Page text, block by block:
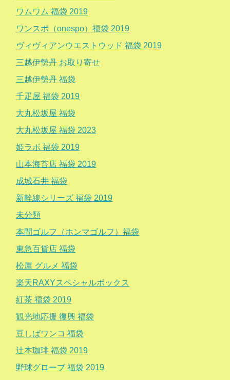
ワムワム 福袋 2019
ワンスポ（onespo）福袋 2019
ヴィヴィアンウエストウッド 福袋 2019
三越伊勢丹 お取り寄せ
三越伊勢丹 福袋
千疋屋 福袋 2019
大丸松坂屋 福袋
大丸松坂屋 福袋 2023
姫ラボ 福袋 2019
山本海苔店 福袋 2019
成城石井 福袋
新幹線シリーズ 福袋 2019
未分類
本間ゴルフ（ホンマゴルフ）福袋
東急百貨店 福袋
松屋 グルメ 福袋
楽天RAXYスペシャルボックス
紅茶 福袋 2019
観光地応援 復興 福袋
豆しばワンコ 福袋
辻本珈琲 福袋 2019
野球グローブ 福袋 2019